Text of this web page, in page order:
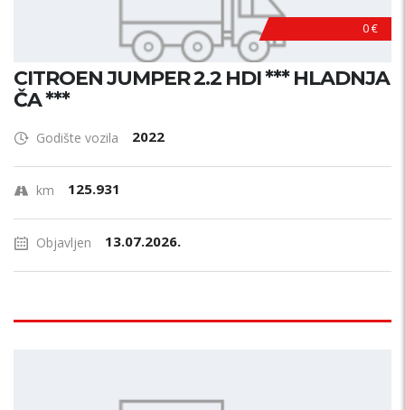
0 €
CITROEN JUMPER 2.2 HDI *** HLADNJA
ČA ***
Godište vozila 2022
km 125.931
Objavljen 13.07.2026.